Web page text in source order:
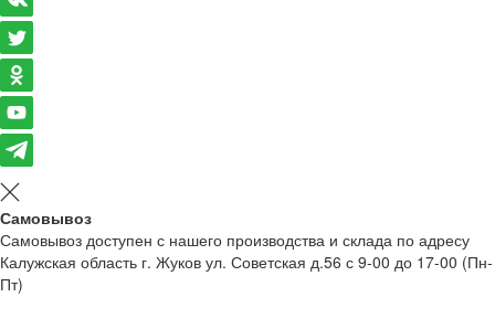
Самовывоз
Самовывоз доступен с нашего производства и склада по адресу
Калужская область г. Жуков ул. Советская д.56 с 9-00 до 17-00 (Пн-
Пт)